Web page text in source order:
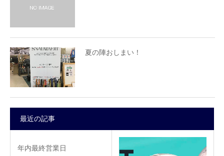
夏の陣おしまい！
最近の記事
年内最終営業日